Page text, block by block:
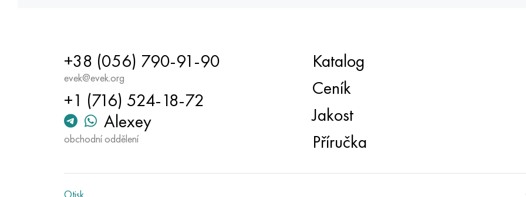
+38 (056) 790-91-90
evek@evek.org
+1 (716) 524-18-72
Alexey
obchodní oddělení
Katalog
Ceník
Jakost
Příručka